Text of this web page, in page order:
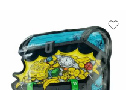
50 GR.
25 GR.
10 GR.